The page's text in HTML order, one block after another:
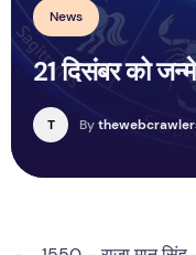
News
21 दिसंबर को
T By